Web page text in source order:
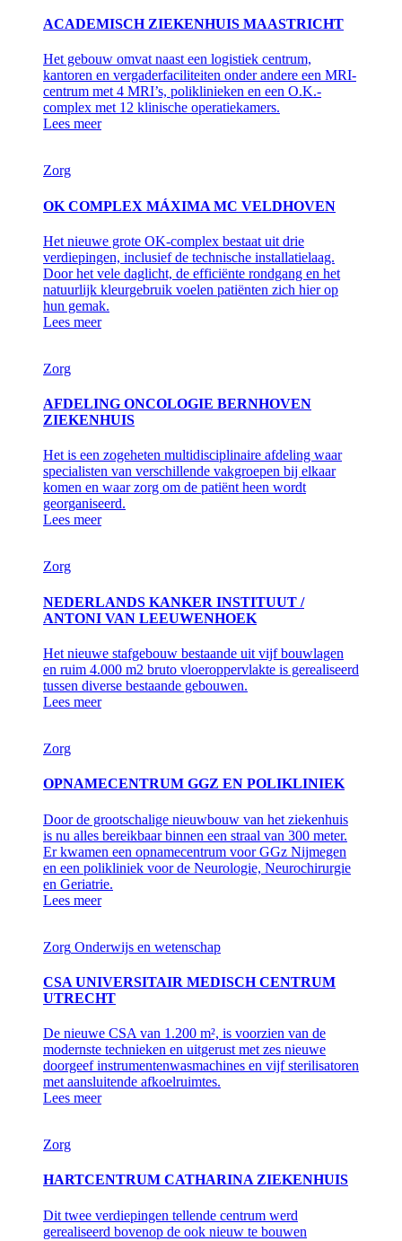
ACADEMISCH ZIEKENHUIS MAASTRICHT
Het gebouw omvat naast een logistiek centrum,
kantoren en vergaderfaciliteiten onder andere een MRI-
centrum met 4 MRI’s, poliklinieken en een O.K.-
complex met 12 klinische operatiekamers.
Lees meer
Zorg
OK COMPLEX MÁXIMA MC VELDHOVEN
Het nieuwe grote OK-complex bestaat uit drie
verdiepingen, inclusief de technische installatielaag.
Door het vele daglicht, de efficiënte rondgang en het
natuurlijk kleurgebruik voelen patiënten zich hier op
hun gemak.
Lees meer
Zorg
AFDELING ONCOLOGIE BERNHOVEN
ZIEKENHUIS
Het is een zogeheten multidisciplinaire afdeling waar
specialisten van verschillende vakgroepen bij elkaar
komen en waar zorg om de patiënt heen wordt
georganiseerd.
Lees meer
Zorg
NEDERLANDS KANKER INSTITUUT /
ANTONI VAN LEEUWENHOEK
Het nieuwe stafgebouw bestaande uit vijf bouwlagen
en ruim 4.000 m2 bruto vloeroppervlakte is gerealiseerd
tussen diverse bestaande gebouwen.
Lees meer
Zorg
OPNAMECENTRUM GGZ EN POLIKLINIEK
Door de grootschalige nieuwbouw van het ziekenhuis
is nu alles bereikbaar binnen een straal van 300 meter.
Er kwamen een opnamecentrum voor GGz Nijmegen
en een polikliniek voor de Neurologie, Neurochirurgie
en Geriatrie.
Lees meer
Zorg Onderwijs en wetenschap
CSA UNIVERSITAIR MEDISCH CENTRUM
UTRECHT
De nieuwe CSA van 1.200 m², is voorzien van de
modernste technieken en uitgerust met zes nieuwe
doorgeef instrumentenwasmachines en vijf sterilisatoren
met aansluitende afkoelruimtes.
Lees meer
Zorg
HARTCENTRUM CATHARINA ZIEKENHUIS
Dit twee verdiepingen tellende centrum werd
gerealiseerd bovenop de ook nieuw te bouwen